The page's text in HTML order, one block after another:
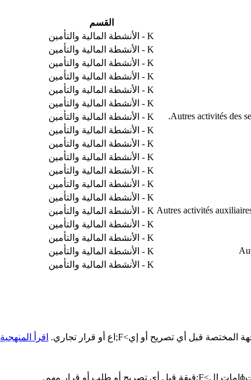
القسم
K - الأنشطة المالية والتأمين
K - الأنشطة المالية والتأمين
K - الأنشطة المالية والتأمين
K - الأنشطة المالية والتأمين
K - الأنشطة المالية والتأمين
K - الأنشطة المالية والتأمين
Autres activités des
K - الأنشطة المالية والتأمين
K - الأنشطة المالية والتأمين
K - الأنشطة المالية والتأمين
K - الأنشطة المالية والتأمين
K - الأنشطة المالية والتأمين
K - الأنشطة المالية والتأمين
K - الأنشطة المالية والتأمين
Autres activités K - الأنشطة المالية والتأمين
K - الأنشطة المالية والتأمين
K - الأنشطة المالية والتأمين
K - الأنشطة المالية والتأمين
K - الأنشطة المالية والتأمين
اقرأ المنهجية